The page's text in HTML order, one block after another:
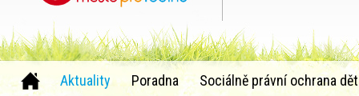
Aktuality Poradna Sociálně právní ochrana